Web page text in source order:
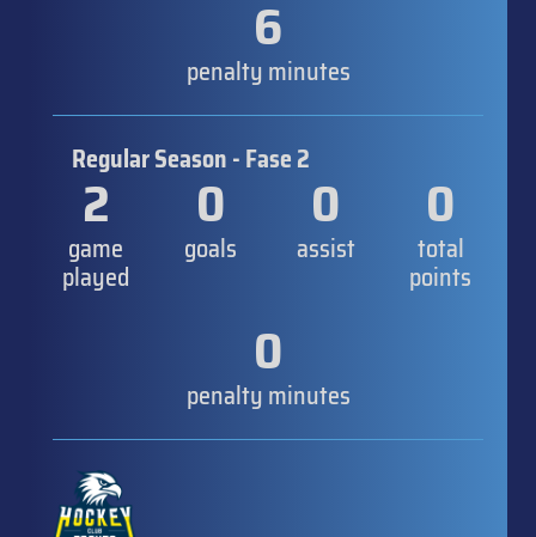
6
penalty minutes
Regular Season - Fase 2
2
game
played
0
goals
0
assist
0
total
points
0
penalty minutes